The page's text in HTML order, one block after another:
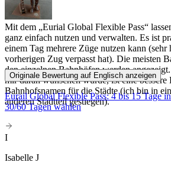
Mit dem „Eurial Global Flexible Pass“
ganz einfach nutzen und verwalten. Es ist
einem Tag mehrere Züge nutzen kann
vorherigen Zug verpasst hat). Die meisten
den einzelnen Bahnhöfen werden
mir daran wünschen würde, ist eine bessere
Bahnhofsnamen für die Städte (ich bin in
anderen Stadtteil gestiegen).
Originale Bewertung auf Englisch anzeigen
Eurail Global Flexible Pass: 4 bis 15 Tage
30/60 Tagen wählen
I
Isabelle J